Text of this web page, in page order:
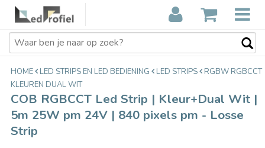
COB RGBCCT Led Strip | Kleur+Dual
Wit | 5m 25W pm 24V | 840 pixels pm
- Losse Strip
€134,90
HOME LED STRIPS EN LED BEDIENING LED STRIPS
RGBW RGBCCT
KLEUREN DUAL WIT
COB RGBCCT Led Strip | Kleur+Dual Wit |
5m 25W pm 24V | 840 pixels pm - Losse
Strip